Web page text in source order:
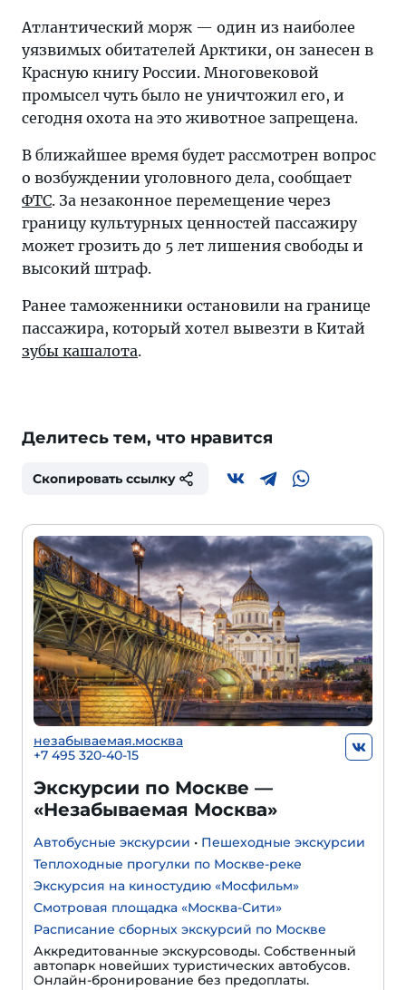
Атлантический морж — один из наиболее
уязвимых обитателей Арктики, он занесен в
Красную книгу России. Многовековой
промысел чуть было не уничтожил его, и
сегодня охота на это животное запрещена.
В ближайшее время будет рассмотрен вопрос
о возбуждении уголовного дела, сообщает
ФТС. За незаконное перемещение через
границу культурных ценностей пассажиру
может грозить до 5 лет лишения свободы и
высокий штраф.
Ранее таможенники остановили на границе
пассажира, который хотел вывезти в Китай
зубы кашалота.
Делитесь тем, что нравится
Скопировать ссылку
незабываемая.москва
+7 495 320-40-15
Экскурсии по Москве —
«Незабываемая Москва»
Автобусные экскурсии • Пешеходные экскурсии
Теплоходные прогулки по Москве-реке
Экскурсия на киностудию «Мосфильм»
Смотровая площадка «Москва-Сити»
Расписание сборных экскурсий по Москве
Аккредитованные экскурсоводы. Собственный
автопарк новейших туристических автобусов.
Онлайн-бронирование без предоплаты.